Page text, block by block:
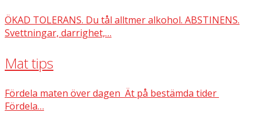
ÖKAD TOLERANS. Du tål alltmer alkohol. ABSTINENS.
Svettningar, darrighet,…
Mat tips
Fördela maten över dagen Ät på bestämda tider
Fördela…